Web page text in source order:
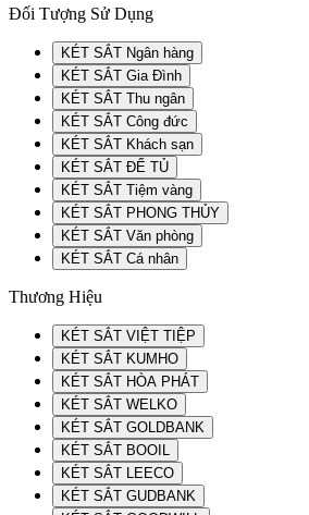
Đối Tượng Sử Dụng
KÉT SẮT Ngân hàng
KÉT SẮT Gia Đình
KÉT SẮT Thu ngân
KÉT SẮT Công đức
KÉT SẮT Khách sạn
KÉT SẮT ĐỂ TỦ
KÉT SẮT Tiệm vàng
KÉT SẮT PHONG THỦY
KÉT SẮT Văn phòng
KÉT SẮT Cá nhân
Thương Hiệu
KÉT SẮT VIỆT TIỆP
KÉT SẮT KUMHO
KÉT SẮT HÒA PHÁT
KÉT SẮT WELKO
KÉT SẮT GOLDBANK
KÉT SẮT BOOIL
KÉT SẮT LEECO
KÉT SẮT GUDBANK